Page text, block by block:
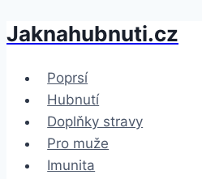
Přeskočit
obsah
Jaknahubnuti.cz
Poprsí
Hubnutí
Doplňky stravy
Pro muže
Imunita